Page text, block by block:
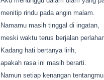
menitip rindu pada angin malam.
Namamu masih tinggal di ingatan,
meski waktu terus berjalan
Kadang hati bertanya lirih,
apakah rasa ini masih berarti.
Namun setiap kenangan tentangmu